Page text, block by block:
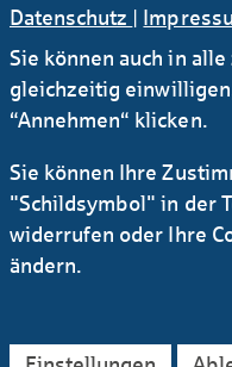
gleicher­maßen
Kunden aus den
kassen und
Plattformen.
Gezielte
Datenschutz |
Sie können auch in
gleichzeitig
“Annehmen“ klicken.
Sie können Ihre
"Schildsymbol" in der
widerrufen oder Ihre
ändern.